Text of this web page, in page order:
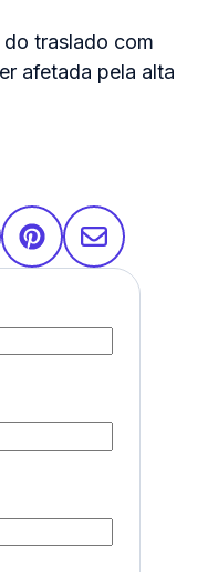
traslado com
afetada pela alta